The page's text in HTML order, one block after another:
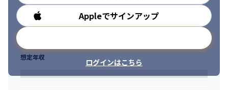
Appleでサインアップ
ログインはこちら
勤務時間
想定年収